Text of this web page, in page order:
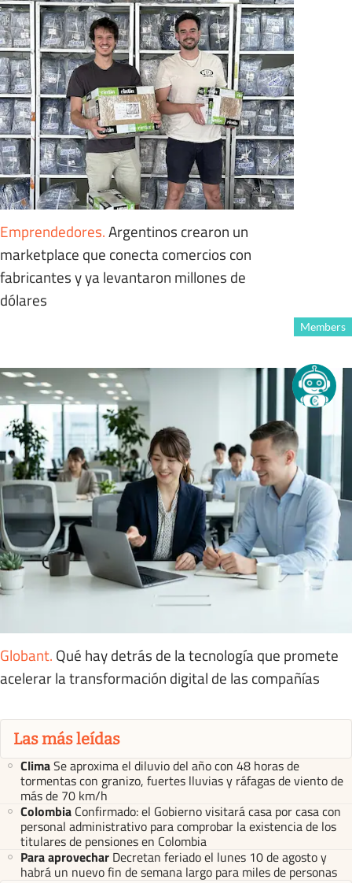
Emprendedores.Argentinos crearon un
marketplace que conecta comercios con
fabricantes y ya levantaron millones de
dólares
Members
Globant. Qué hay detrás de la tecnología que promete
acelerar la transformación digital de las compañías
Las más leídas
ClimaSe aproxima el diluvio del año con 48 horas de
tormentas con granizo, fuertes lluvias y ráfagas de viento de
más de 70 km/h
Colombia Confirmado: el Gobierno visitará casa por casa con
personal administrativo para comprobar la existencia de los
titulares de pensiones en Colombia
Para aprovechar Decretan feriado el lunes 10 de agosto y
habrá un nuevo fin de semana largo para miles de personas